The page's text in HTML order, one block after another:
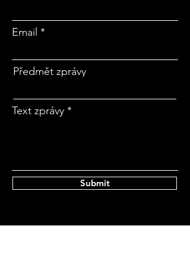
Email
Předmět zprávy
Text zprávy
Submit